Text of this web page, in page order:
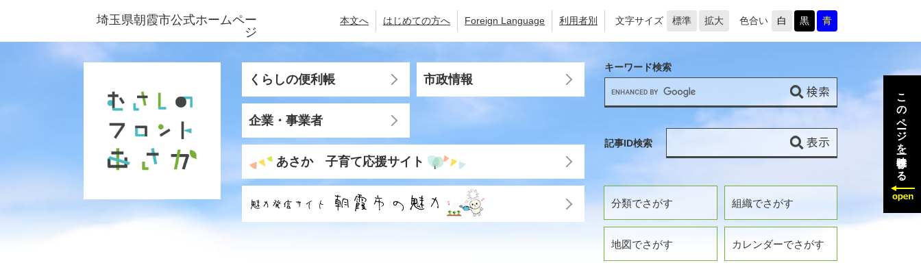
ジ
ュ
埼玉県朝霞市公式ホームペー
ジ
本文へ はじめての方へ Foreign Language 利用者別 文字サイズ 標準 拡大 色合い 白 黒 青
くらしの便利帳 市政情報
企業・事業者
あさか 子育て応援サイト
分類でさがす 組織でさがす
地図でさがす カレンダーでさがす
キーワード検索
記事ID検索 このページを一時保存する